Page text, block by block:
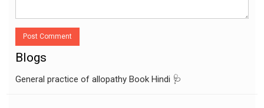
Post Comment
Blogs
General practice of allopathy Book Hindi 🩺